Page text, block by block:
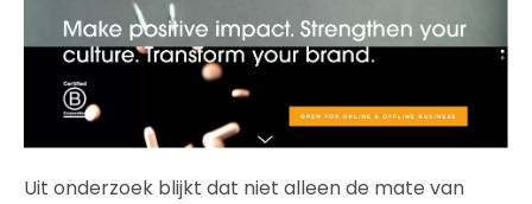
Uit onderzoek blijkt dat niet alleen de mate van